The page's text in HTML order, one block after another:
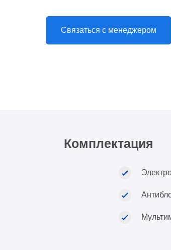
Связаться с менеджером
Комплектация